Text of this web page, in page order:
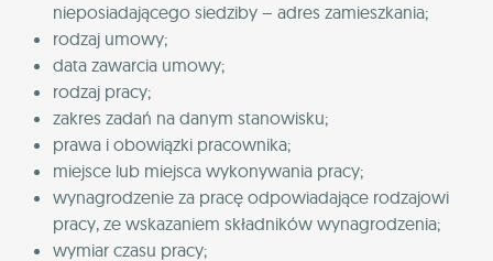
nieposiadającego siedziby – adres zamieszkania;
rodzaj umowy;
data zawarcia umowy;
rodzaj pracy;
zakres zadań na danym stanowisku;
prawa i obowiązki pracownika;
miejsce lub miejsca wykonywania pracy;
wynagrodzenie za pracę odpowiadające rodzajowi
pracy, ze wskazaniem składników wynagrodzenia;
wymiar czasu pracy;